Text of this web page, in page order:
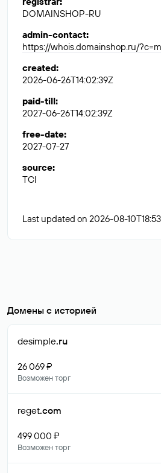
DOMAINSHOP-RU
admin-contact:
https://whois.domainshop.ru/
created:
2026-06-26T14:02:39Z
paid-till:
2027-06-26T14:02:39Z
free-date:
2027-07-27
source:
TCI
Last updated on 2026-08-
Домены с историей
desimple.ru
26 069 ₽
Возможен торг
reget.com
499 000 ₽
Возможен торг